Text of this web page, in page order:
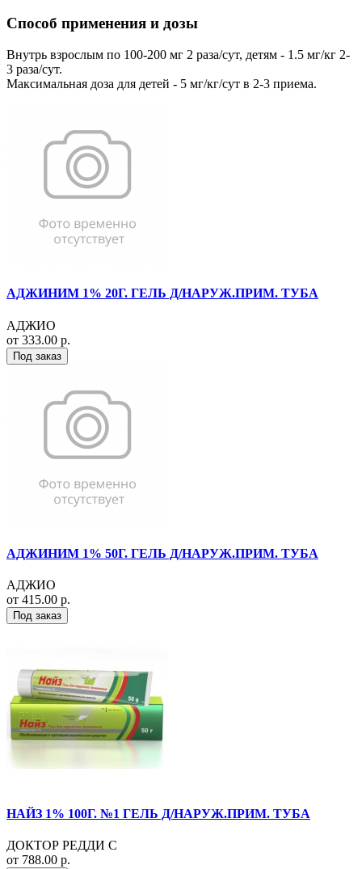
Способ применения и дозы
Внутрь взрослым по 100-200 мг 2 раза/сут, детям - 1.5 мг/кг 2-
3 раза/сут.
Максимальная доза для детей - 5 мг/кг/сут в 2-3 приема.
АДЖИНИМ 1% 20Г. ГЕЛЬ Д/НАРУЖ.ПРИМ. ТУБА
АДЖИО
от 333.00 р.
Под заказ
АДЖИНИМ 1% 50Г. ГЕЛЬ Д/НАРУЖ.ПРИМ. ТУБА
АДЖИО
от 415.00 р.
Под заказ
НАЙЗ 1% 100Г. №1 ГЕЛЬ Д/НАРУЖ.ПРИМ. ТУБА
ДОКТОР РЕДДИ С
от 788.00 р.